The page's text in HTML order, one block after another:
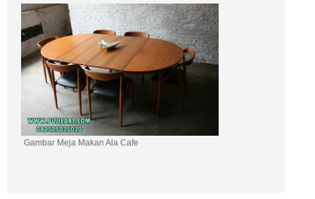
Gambar Meja Makan Ala Cafe